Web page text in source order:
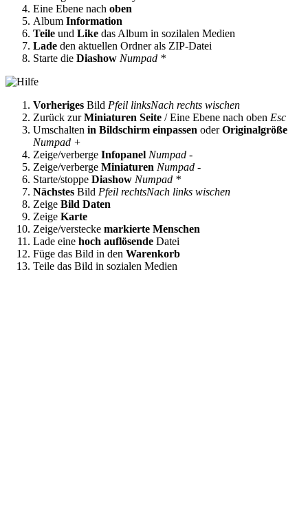
Eine Ebene nach oben
Album Information
Teile und Like das Album in sozilalen Medien
Lade den aktuellen Ordner als ZIP-Datei
Starte die Diashow Numpad *
Vorheriges Bild Pfeil linksNach rechts wischen
Zurück zurMiniaturen Seite / Eine Ebene nach oben Esc
Umschalten in Bildschirm einpassen oderOriginalgröße
Numpad +
Zeige/verberge Infopanel Numpad -
Zeige/verberge Miniaturen Numpad -
Starte/stoppe Diashow Numpad *
Nächstes Bild Pfeil rechtsNach links wischen
Zeige Bild Daten
Zeige Karte
Zeige/verstecke markierte Menschen
Lade eine hoch auflösende Datei
Füge das Bild in den Warenkorb
Teile das Bild in sozialen Medien